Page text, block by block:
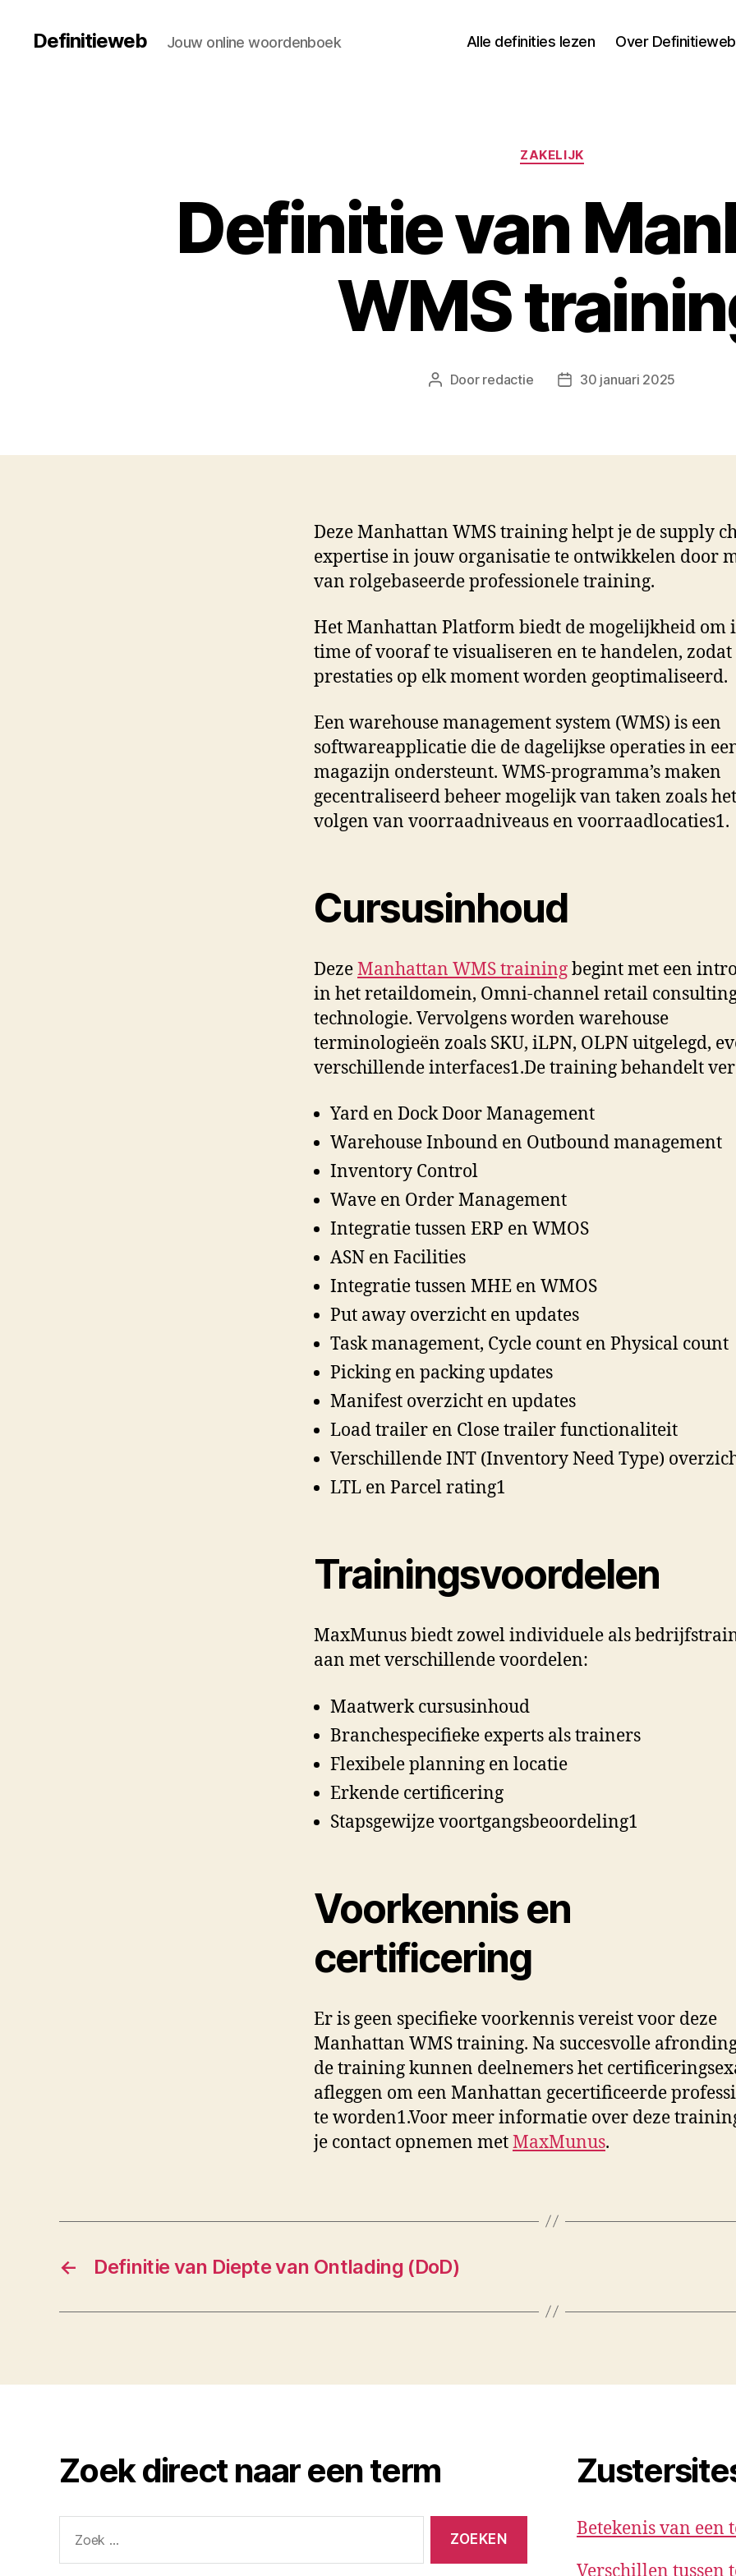
Definitieweb Jouw online woordenboek Alle definities lezen Over Definitieweb
Categorieën
ZAKELIJK
Definitie van
WMS
Berichtauteur
Door redactie Berichtdatum
30 januari 2025
Deze Manhattan WMS training helpt je de supply
expertise in jouw organisatie te ontwikkelen door
van rolgebaseerde professionele training.
Het Manhattan Platform biedt de mogelijkheid om
time of vooraf te visualiseren en te handelen, zodat
prestaties op elk moment worden geoptimaliseerd.
Een warehouse management system (WMS) is een
softwareapplicatie die de dagelijkse operaties in
magazijn ondersteunt. WMS-programma’s maken
gecentraliseerd beheer mogelijk van taken zoals het
volgen van voorraadniveaus en voorraadlocaties1.
Cursusinhoud
DezeManhattan WMS trainingbegint met een
in het retaildomein, Omni-channel retail
technologie. Vervolgens worden warehouse
terminologieën zoals SKU, iLPN, OLPN uitgelegd,
verschillende interfaces1.De training behandelt
Yard en Dock Door Management
Warehouse Inbound en Outbound management
Inventory Control
Wave en Order Management
Integratie tussen ERP en WMOS
ASN en Facilities
Integratie tussen MHE en WMOS
Put away overzicht en updates
Task management, Cycle count en Physical count
Picking en packing updates
Manifest overzicht en updates
Load trailer en Close trailer functionaliteit
Verschillende INT (Inventory Need Type)
LTL en Parcel rating1
Trainingsvoordelen
MaxMunus biedt zowel individuele als
aan met verschillende voordelen:
Maatwerk cursusinhoud
Branchespecifieke experts als trainers
Flexibele planning en locatie
Erkende certificering
Stapsgewijze voortgangsbeoordeling1
Voorkennis en
certificering
Er is geen specifieke voorkennis vereist voor deze
Manhattan WMS training. Na succesvolle
de training kunnen deelnemers het
afleggen om een Manhattan gecertificeerde
te worden1.Voor meer informatie over deze
je contact opnemen metMaxMunus.
← Definitie van Diepte van Ontlading (DoD)
Zoek direct naar een term
naar:
Betekenis van een
Verschillen tussen